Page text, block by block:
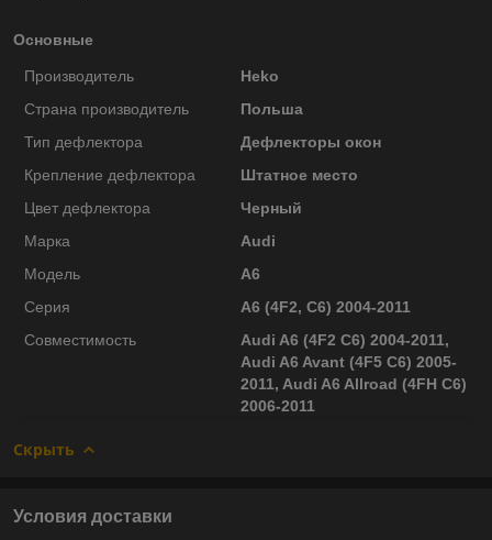
Основные
Производитель
Heko
Страна производитель
Польша
Тип дефлектора
Дефлекторы окон
Крепление дефлектора
Штатное место
Цвет дефлектора
Черный
Марка
Audi
Модель
A6
Серия
A6 (4F2, C6) 2004-2011
Совместимость
Audi A6 (4F2 C6) 2004-2011,
Audi A6 Avant (4F5 C6) 2005-
2011, Audi A6 Allroad (4FH C6)
2006-2011
Скрыть
Условия доставки